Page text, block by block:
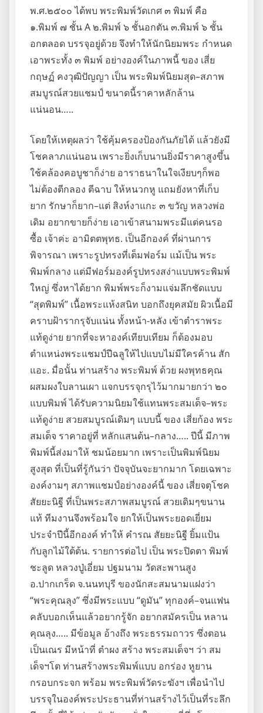
พ.ศ.๒๕๐๐ ได้พบ พระพิมพ์วัดเกศ ๓ พิมพ์ คือ
๑.พิมพ์ ๗ ชั้น A ๒.พิมพ์ ๖ ชั้นอกตัน ๓.พิมพ์ ๖ ชั้น
อกตลอด บรรจุอยู่ด้วย จึงทำให้นักนิยมพระ กำหนด
เอาพระทั้ง ๓ พิมพ์ อย่างองค์ในภาพนี้ ของ เสี่ย
กฤษฏ์ คงวุฒิปัญญา เป็น พระพิมพ์นิยมสุด–สภาพ
สมบูรณ์สวยแชมป์ ขนาดนี้ราคาหลักล้าน
แน่นอน…..
โดยให้เหตุผลว่า ใช้คุ้มครองป้องกันภัยได้ แล้วยังมี
โชคลาภแน่นอน เพราะยิ่งเก็บนานยิ่งมีราคาสูงขึ้น
ใช้คล้องคอบูชาก็ง่าย อาราธนาในใจเงียบๆก็พอ
ไม่ต้องตีกลอง ตีฉาบ ให้หนวกหู แถมยังหาที่เก็บ
ยาก รักษาก็ยาก–แต่ สิงห์งาแกะ ๓ ขวัญ หลวงพ่อ
เดิม อยากขายก็ง่าย เอาเข้าสนามพระมีแต่คนรอ
ซื้อ เจ้าค่ะ อามิตตพุทธ. เป็นอีกองค์ ที่ผ่านการ
พิจารณา เพราะรูปทรงที่เต็มฟอร์ม แม้เป็น พระ
พิมพ์กลาง แต่มีฟอร์มองค์รูปทรงสง่าแบบพระพิมพ์
ใหญ่ ซึ่งหาได้ยาก พิมพ์พระก็งามแจ่มลึกชัดแบบ
“สุดพิมพ์” เนื้อพระแห้งสนิท บอกถึงยุคสมัย ผิวเนื้อมี
คราบฝ้ารากรุจับแน่น ทั้งหน้า-หลัง เข้าตำราพระ
แท้ดูง่าย ยากที่จะหาองค์เทียบเทียม ก็ต้องมอบ
ตำแหน่งพระแชมป์ปีฉลูให้ไปแบบไม่มีใครค้าน สัก
แอะ. มื่อนั้น ท่านสร้าง พระพิมพ์ ด้วย ผงพุทธคุณ
ผสมผงใบลานเผา แจกบรรจุกรุไว้มากมายกว่า ๒๐
แบบพิมพ์ ได้รับความนิยมใช้แทนพระสมเด็จ–พระ
แท้ดูง่าย สวยสมบูรณ์เดิมๆ แบบนี้ ของ เสี่ยก้อง พระ
สมเด็จ ราคาอยู่ที่ หลักแสนต้น–กลาง….. ปีนี้ มีภาพ
พิมพ์นี้ส่งมาให้ ชมน้อยมาก เพราะเป็นพิมพ์นิยม
สูงสุด ที่เป็นที่รู้กันว่า ปัจจุบันจะยากมาก โดยเฉพาะ
องค์งามๆ สภาพแชมป์อย่างองค์นี้ ของ เสี่ยจตุโชค
สัยยะนิฐี ที่เป็นพระสภาพสมบูรณ์ สวยเดิมๆขนาน
แท้ ทีมงานจึงพร้อมใจ ยกให้เป็นพระยอดเยี่ยม
ประจำปีนี้อีกองค์ ทำให้ คำรณ สัยยะนิฐี ยิ้มแป้น
กับลูกไม้ใต้ต้น. รายการต่อไป เป็น พระปิดตา พิมพ์
ชะลูด หลวงปู่เอี่ยม ปฐมนาม วัดสะพานสูง
อ.ปากเกร็ด จ.นนทบุรี ของนักสะสมนามแฝงว่า
“พระคุณลุง” ซึ่งมีพระแบบ “ดูมัน” ทุกองค์–จนแฟน
คลับบอกเห็นแล้วอยากรู้จัก อยากสมัครเป็น หลาน
คุณลุง….. มีข้อมูล อ้างถึง พระธรรมถาวร ซึ่งตอน
เป็นเณร มีหน้าที่ ตำผง สร้าง พระสมเด็จฯ ว่า สม
เด็จฯโต ท่านสร้างพระพิมพ์แบบ อกร่อง หูยาน
กรอบกระจก พร้อม พระพิมพ์วัดระฆังฯ เพื่อนำไป
บรรจุในองค์พระประธานที่ท่านสร้างไว้เป็นที่ระลึก